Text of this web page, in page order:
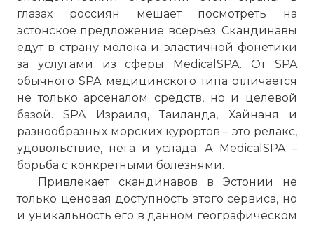
глазах россиян мешает посмотреть на
эстонское предложение всерьез. Скандинавы
едут в страну молока и эластичной фонетики
за услугами из сферы MedicalSPA. От SPA
обычного SPA медицинского типа отличается
не только арсеналом средств, но и целевой
базой. SPA Израиля, Таиланда, Хайнаня и
разнообразных морских курортов – это релакс,
удовольствие, нега и услада. А MedicalSPA –
борьба с конкретными болезнями.
Привлекает скандинавов в Эстонии не
только ценовая доступность этого сервиса, но
и уникальность его в данном географическом